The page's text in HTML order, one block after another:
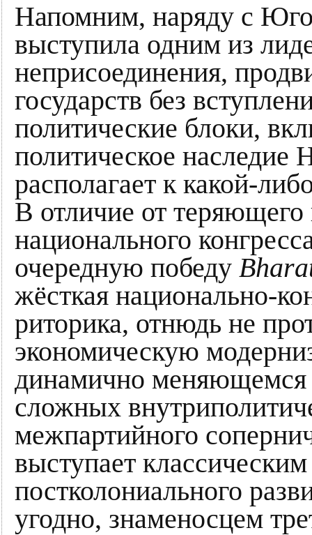
Напомним, наряду с
выступила одним из
неприсоединения,
государств без
политические блоки,
политическое
располагает к какой-
В отличие от
национального
очередную победу
жёсткая национально-
риторика, отнюдь не
экономическую
динамично меняющемся
сложных
межпартийного
выступает
постколониального
угодно, знаменосцем